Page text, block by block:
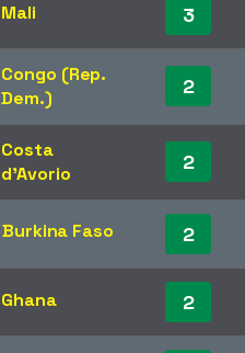
Mali 3
Congo (Rep.
Dem.)
2
Costa
d'Avorio
2
Burkina Faso 2
Ghana 2